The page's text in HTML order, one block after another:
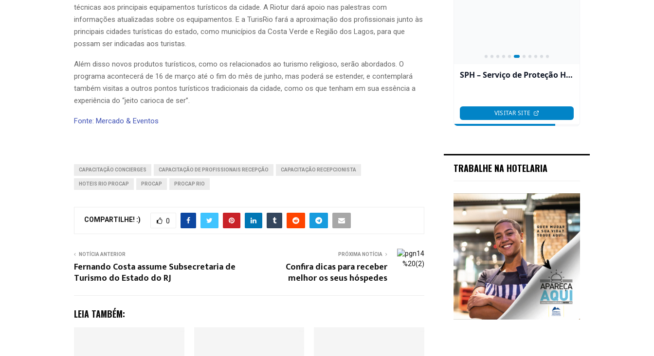
técnicas aos principais equipamentos turísticos da cidade. A Riotur dará apoio nas palestras com
informações atualizadas sobre os equipamentos. E a TurisRio fará a aproximação dos profissionais junto às
principais cidades turísticas do estado, como municípios da Costa Verde e Região dos Lagos, para que
possam ser indicadas aos turistas.
Além disso novos produtos turísticos, como os relacionados ao turismo religioso, serão abordados. O
programa acontecerá de 16 de março até o fim do mês de junho, mas poderá se estender, e contemplará
também visitas a outros pontos turísticos tradicionais da cidade, como os que tenham em sua essência a
experiência do “jeito carioca de ser”.
Fonte: Mercado & Eventos
CAPACITAÇÃO CONCIERGES CAPACITAÇÃO DE PROFISSIONAIS RECEPÇÃO CAPACITAÇÃO RECEPCIONISTA
HOTEIS RIO PROCAP PROCAP PROCAP RIO
COMPARTILHE! :) 0
NOTÍCIA ANTERIOR
Fernando Costa assume Subsecretaria de
Turismo do Estado do RJ
PRÓXIMA NOTÍCIA
Confira dicas para receber
melhor os seus hóspedes
LEIA TAMBÉM:
TRABALHE NA HOTELARIA